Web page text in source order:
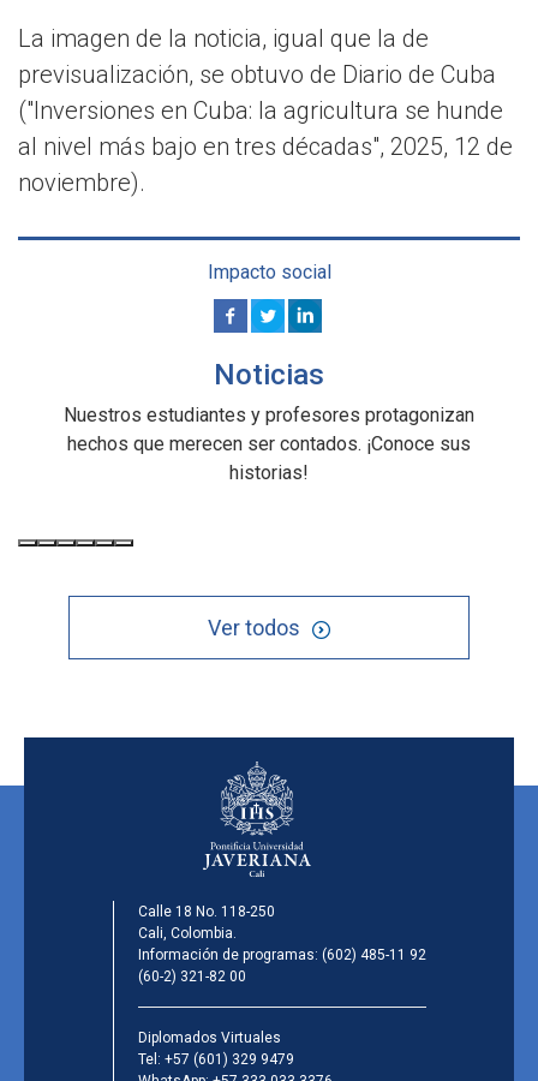
La imagen de la noticia, igual que la de
previsualización, se obtuvo de Diario de Cuba
("Inversiones en Cuba: la agricultura se hunde
al nivel más bajo en tres décadas", 2025, 12 de
noviembre).
Impacto social
Noticias
Nuestros estudiantes y profesores protagonizan
hechos que merecen ser contados. ¡Conoce sus
historias!
Ver todos
Calle 18 No. 118-250
Cali, Colombia.
Información de programas: (602) 485-11 92
(60-2) 321-82 00
Diplomados Virtuales
Tel: +57 (601) 329 9479